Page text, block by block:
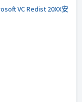
VC Redist 20XX安